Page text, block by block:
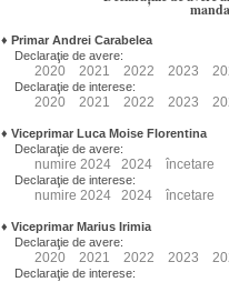
♦ Primar Andrei Carabelea
Declaraţie de avere:
2020 2021 2022 2023
Declaraţie de interese:
2020 2021 2022 2023
♦ Viceprimar Luca Moise Florentina
Declaraţie de avere:
numire 2024 2024 încetare
Declaraţie de interese:
numire 2024 2024 încetare
♦ Viceprimar Marius Irimia
Declaraţie de avere:
2020 2021 2022 2023
Declaraţie de interese: